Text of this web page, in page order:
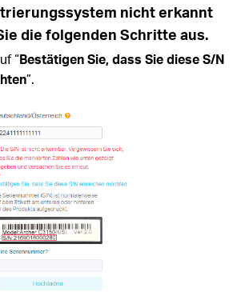
nicht erkannt
die folgenden Schritte aus.
“Bestätigen Sie, dass Sie diese S/N
”.